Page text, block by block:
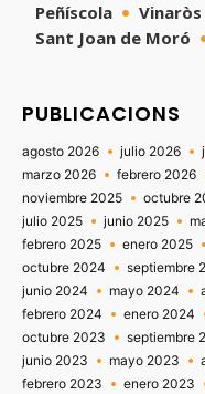
Peñíscola
Vinaròs
Sant Joan de Moró
PUBLICACIONS
agosto 2026 julio 2026
marzo 2026
febrero 2026
noviembre 2025
octubre
julio 2025
junio 2025
febrero 2025
enero 2025
octubre 2024
septiembre
junio 2024
mayo 2024
febrero 2024
enero 2024
octubre 2023
septiembre
junio 2023
mayo 2023
febrero 2023
enero 2023